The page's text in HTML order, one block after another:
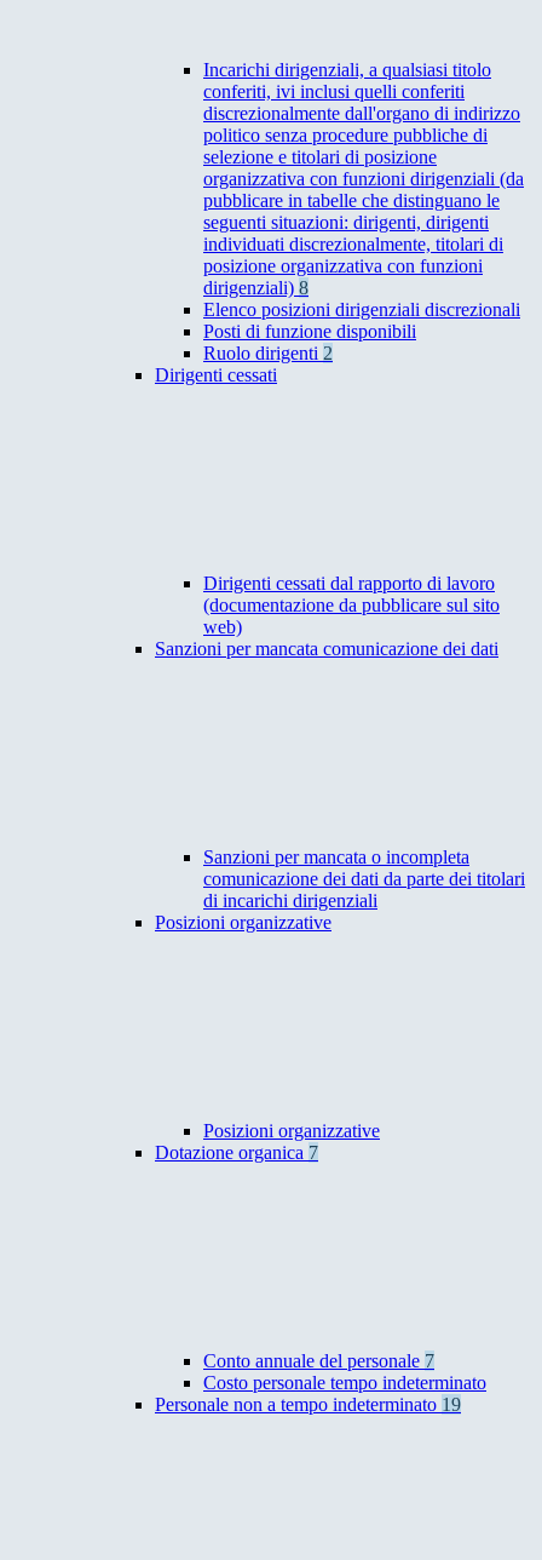
Incarichi dirigenziali, a qualsiasi titolo
conferiti, ivi inclusi quelli conferiti
discrezionalmente dall'organo di indirizzo
politico senza procedure pubbliche di
selezione e titolari di posizione
organizzativa con funzioni dirigenziali (da
pubblicare in tabelle che distinguano le
seguenti situazioni: dirigenti, dirigenti
individuati discrezionalmente, titolari di
posizione organizzativa con funzioni
dirigenziali) 8
Elenco posizioni dirigenziali discrezionali
Posti di funzione disponibili
Ruolo dirigenti 2
Dirigenti cessati
Dirigenti cessati dal rapporto di lavoro
(documentazione da pubblicare sul sito
web)
Sanzioni per mancata comunicazione dei dati
Sanzioni per mancata o incompleta
comunicazione dei dati da parte dei titolari
di incarichi dirigenziali
Posizioni organizzative
Posizioni organizzative
Dotazione organica 7
Conto annuale del personale 7
Costo personale tempo indeterminato
Personale non a tempo indeterminato 19